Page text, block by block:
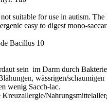
suitable for use in autism.
easy to digest mono-
Bacillus10
sein im Darm durch
wässrigen/schaumigen
wenig Sacch-lac.
Kreuzallergie/